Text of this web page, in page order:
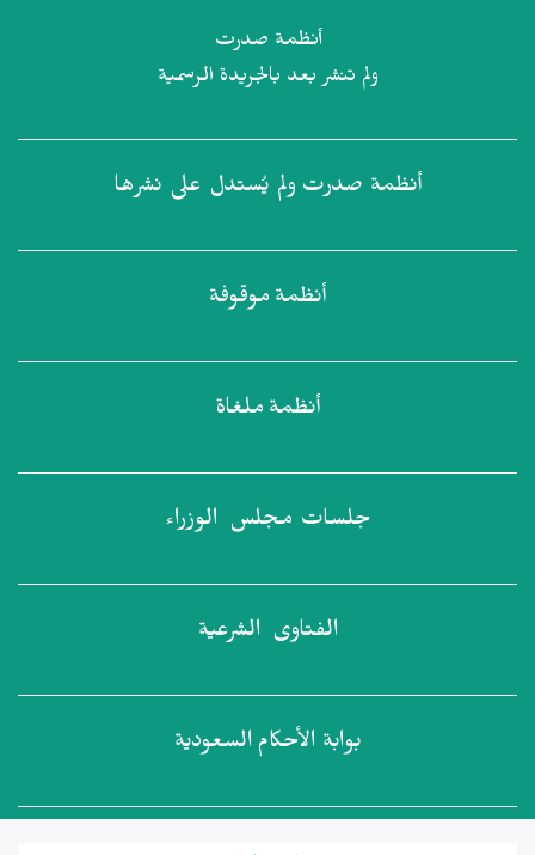
أنظمة صدرت
ولم تنشر بعد بالجريدة الرسمية
أنظمة صدرتولم يُستدل على نشرها
موقوفة
ملغاة
جلسات مجلسالوزراء
الفتاوىالشرعية
بوابة الأحكام السعودية